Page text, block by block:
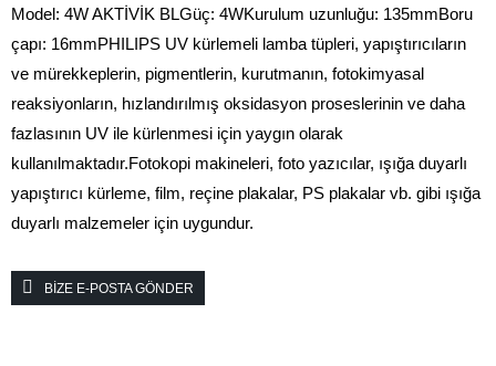
Model: 4W AKTİVİK BLGüç: 4WKurulum uzunluğu: 135mmBoru
çapı: 16mmPHILIPS UV kürlemeli lamba tüpleri, yapıştırıcıların
ve mürekkeplerin, pigmentlerin, kurutmanın, fotokimyasal
reaksiyonların, hızlandırılmış oksidasyon proseslerinin ve daha
fazlasının UV ile kürlenmesi için yaygın olarak
kullanılmaktadır.Fotokopi makineleri, foto yazıcılar, ışığa duyarlı
yapıştırıcı kürleme, film, reçine plakalar, PS plakalar vb. gibi ışığa
duyarlı malzemeler için uygundur.
BIZE E-POSTA GÖNDER